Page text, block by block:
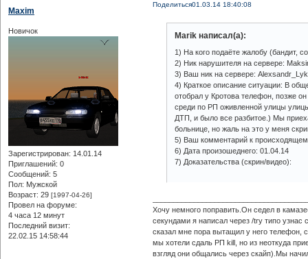
Поделиться01.03.14 18:40:08
Maxim
Новичок
Зарегистрирован: 14.01.14
Приглашений: 0
Сообщений: 5
Пол: Мужской
Возраст: 29 [1997-04-26]
Провел на форуме:
4 часа 12 минут
Последний визит:
22.02.15 14:58:44
Marik написал(а):
1) На кого подаёте жалобу (бандит,
2) Ник нарушителя на сервере:
3) Ваш ник на сервере:
4) Краткое описание ситуации: В
отобрал у Кротова телефон, позже
среди по РП оживленной улицы
ДТП, и было все разбитое.) Мы
больнице, но жаль на это у меня
5) Ваш комментарий к
6) Дата произошеднего: 01.04.14
7) Доказательства (скрин/видео):
Хочу немного поправить.Он седел в
секундами я написал через /try типо узнас
сказал мне пора вытащил у него телефон,
мы хотели сдаль РП kill, но из неоткуда
взгляд они общались через скайп).Мы